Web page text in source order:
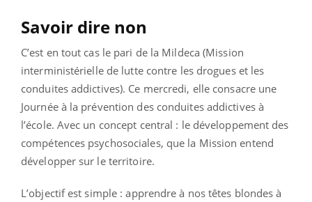
Savoir dire non
C’est en tout cas le pari de la Mildeca (Mission
interministérielle de lutte contre les drogues et les
conduites addictives). Ce mercredi, elle consacre une
Journée à la prévention des conduites addictives à
l’école. Avec un concept central : le développement des
compétences psychosociales, que la Mission entend
développer sur le territoire.
L’objectif est simple : apprendre à nos têtes blondes à